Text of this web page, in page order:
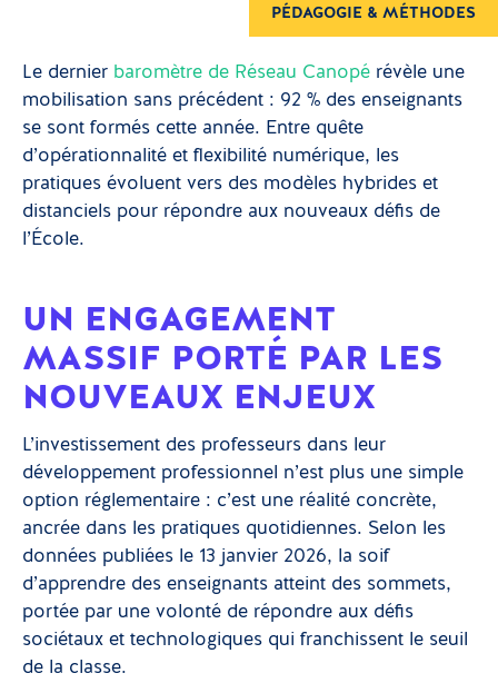
PÉDAGOGIE & MÉTHODES
Le dernier baromètre de Réseau Canopé révèle une
mobilisation sans précédent : 92 % des enseignants
se sont formés cette année. Entre quête
d’opérationnalité et flexibilité numérique, les
pratiques évoluent vers des modèles hybrides et
distanciels pour répondre aux nouveaux défis de
l’École.
UN ENGAGEMENT
MASSIF PORTÉ PAR LES
NOUVEAUX ENJEUX
L’investissement des professeurs dans leur
développement professionnel n’est plus une simple
option réglementaire : c’est une réalité concrète,
ancrée dans les pratiques quotidiennes. Selon les
données publiées le 13 janvier 2026, la soif
d’apprendre des enseignants atteint des sommets,
portée par une volonté de répondre aux défis
sociétaux et technologiques qui franchissent le seuil
de la classe.